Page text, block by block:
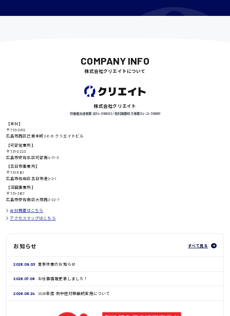
高知県
鳥取県
日給8000円〜
COMPANY INFO
株式会社クリエイトについて
株式会社クリエイト
労働者派遣事業 派34-300062 / 有料職業紹介事業 34-ユ-300091
【本社】
〒733-0812
広島市西区己斐本町2-6-18 クリエイトビル
【可部営業所】
〒731-0223
広島市安佐北区可部南4-17-5
【五日市事業所】
〒731-5161
広島市佐伯区五日市港2-2-1
【沼田事業所】
〒731-3167
広島市安佐南区大塚西2-22-7
会社概要はこちら
アクセスマップはこちら
お知らせ すべて見る
2026.08.03 夏季休業のお知らせ
2026.07.06 お仕事情報更新しました！
2026.06.24 2026年度 熱中症対策継続実施について